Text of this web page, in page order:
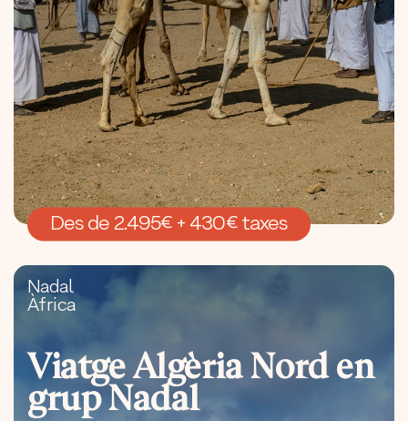
Des de 2.495€ + 430€ taxes
Nadal
Àfrica
Viatge Algèria Nord en
grup Nadal